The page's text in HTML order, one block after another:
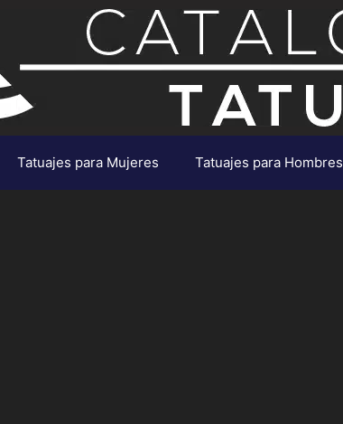
Tatuajes para Mujeres Tatuajes para Hombres